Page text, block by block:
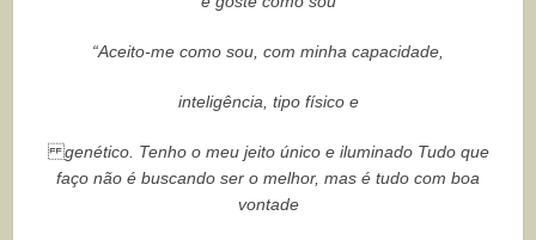
“Aceito-me como sou, com minha capacidade,
inteligência, tipo físico e
genético. Tenho o meu jeito único e iluminado Tudo que
faço não é buscando ser o melhor, mas é tudo com boa
vontade